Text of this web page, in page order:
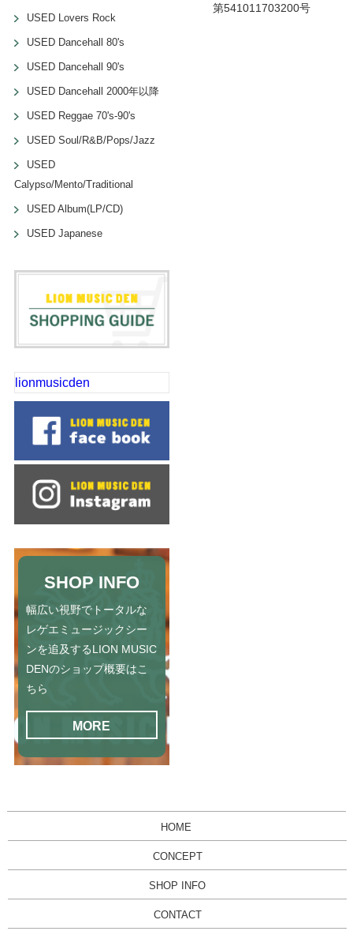
USED Lovers Rock
USED Dancehall 80's
USED Dancehall 90's
USED Dancehall 2000年以降
USED Reggae 70's-90's
USED Soul/R&B/Pops/Jazz
USED
Calypso/Mento/Traditional
USED Album(LP/CD)
USED Japanese
lionmusicden
SHOP INFO
幅広い視野でトータルな
レゲエミュージックシー
ンを追及するLION MUSIC
DENのショップ概要はこ
ちら
MORE
第541011703200号
HOME
CONCEPT
SHOP INFO
CONTACT